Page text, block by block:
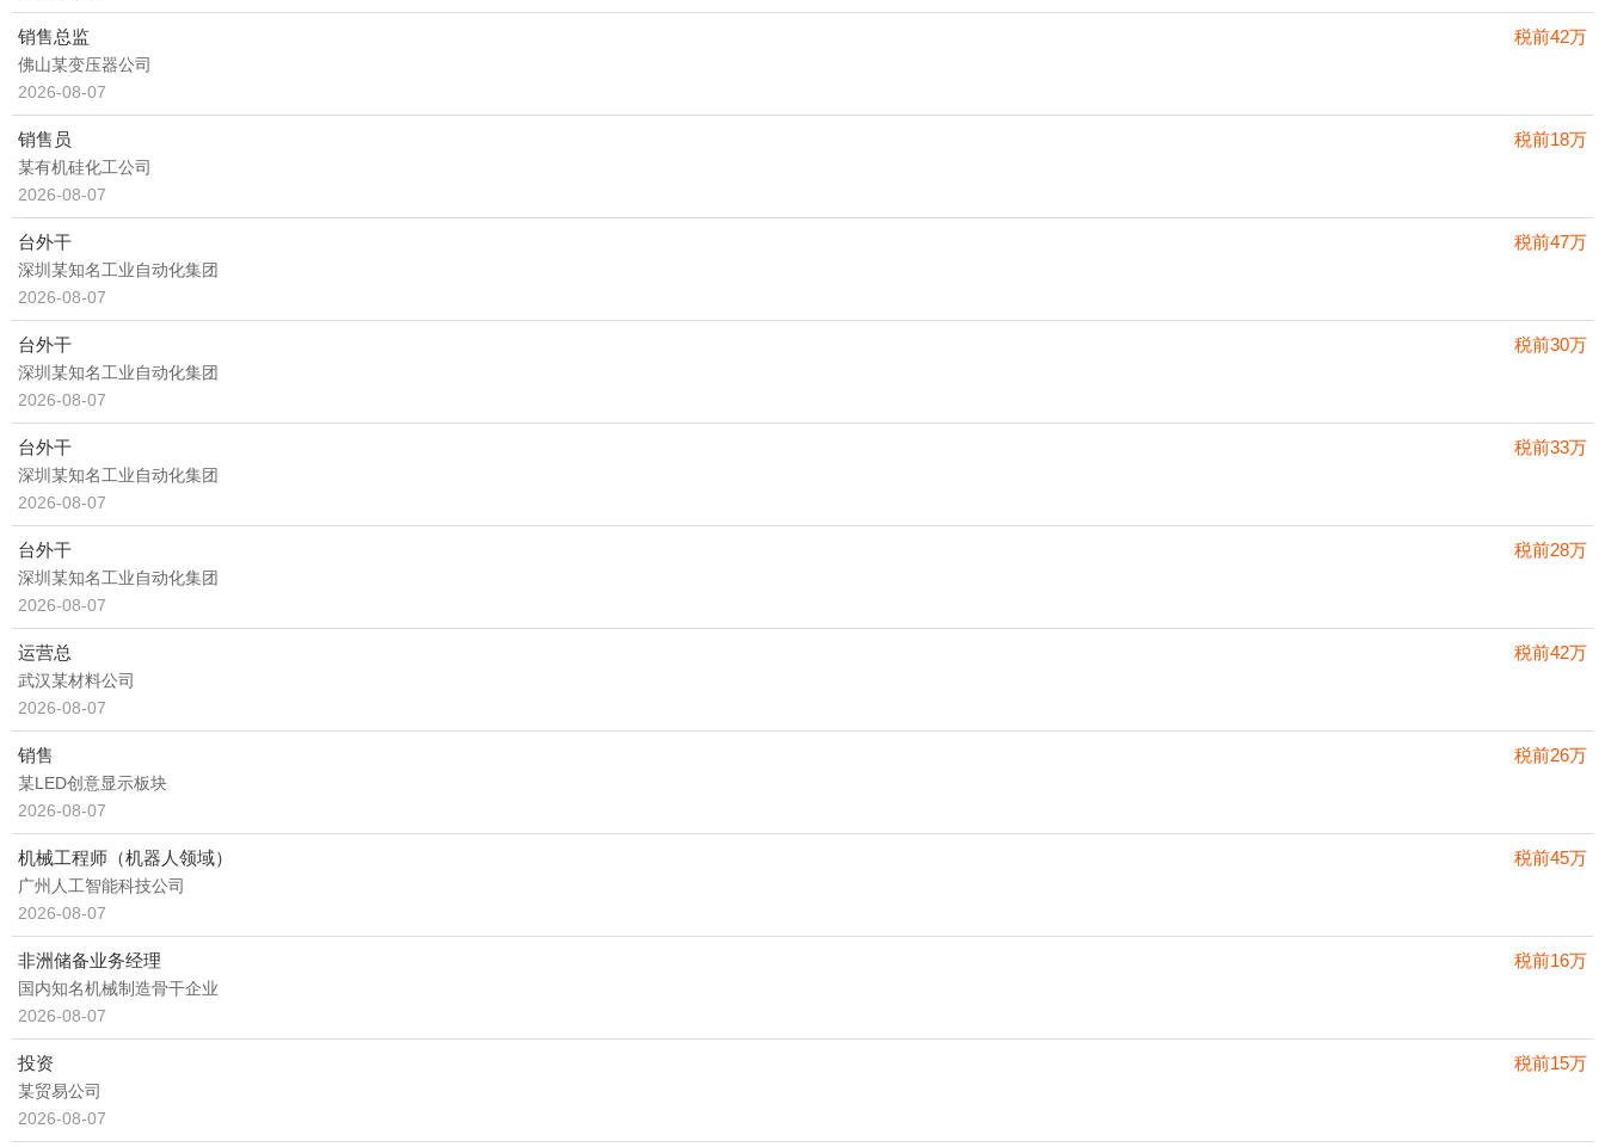
税前42万
销售总监
佛山某变压器公司
2026-08-07
税前18万
销售员
某有机硅化工公司
2026-08-07
税前47万
台外干
深圳某知名工业自动化集团
2026-08-07
税前30万
台外干
深圳某知名工业自动化集团
2026-08-07
税前33万
台外干
深圳某知名工业自动化集团
2026-08-07
税前28万
台外干
深圳某知名工业自动化集团
2026-08-07
税前42万
运营总
武汉某材料公司
2026-08-07
税前26万
销售
某LED创意显示板块
2026-08-07
税前45万
机械工程师（机器人领域）
广州人工智能科技公司
2026-08-07
税前16万
非洲储备业务经理
国内知名机械制造骨干企业
2026-08-07
税前15万
投资
某贸易公司
2026-08-07